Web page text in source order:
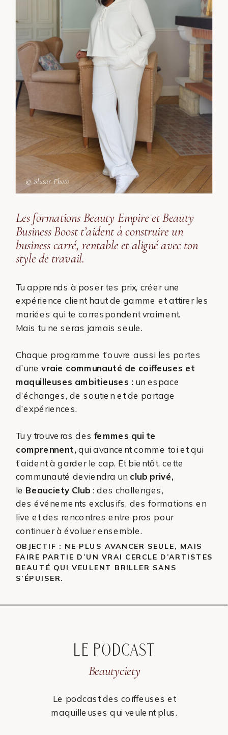
© Slusar Photo
Les formations Beauty Empire et Beauty
Business Boost t’aident à construire un
business carré, rentable et aligné avec ton
style de travail.
Tu apprends à poser tes prix, créer une
expérience client haut de gamme et attirer les
mariées qui te correspondent vraiment.
Mais tu ne seras jamais seule.
Chaque programme t’ouvre aussi les portes
d’unevraie communauté de coiffeuses et
maquilleuses ambitieuses : un espace
d’échanges, de soutien et de partage
d’expériences.
Tu y trouveras des femmes qui te
comprennent,qui avancent comme toi et qui
t’aident à garder le cap. Et bientôt, cette
communauté deviendra un club privé,
le Beauciety Club : des challenges,
des événements exclusifs, des formations en
live et des rencontres entre pros pour
continuer à évoluer ensemble.
OBJECTIF : NE PLUS AVANCER SEULE, MAIS
FAIRE PARTIE D’UN VRAI CERCLE D’ARTISTES
BEAUTÉ QUI VEULENT BRILLER SANS
S’ÉPUISER.
LE PODCAST
Beautyciety
Le podcast des coiffeuses et
maquilleuses qui veulent plus.